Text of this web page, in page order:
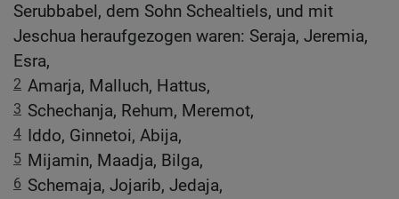
Serubbabel, dem Sohn Schealtiels, und mit
Jeschua heraufgezogen waren: Seraja, Jeremia,
Esra,
2 Amarja, Malluch, Hattus,
3 Schechanja, Rehum, Meremot,
4 Iddo, Ginnetoi, Abija,
5 Mijamin, Maadja, Bilga,
6 Schemaja, Jojarib, Jedaja,